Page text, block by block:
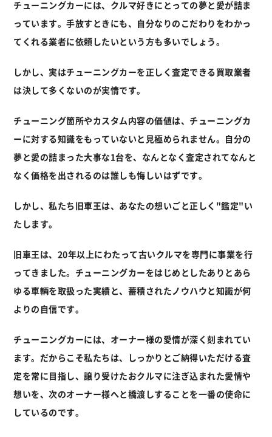
チューニングカーには、クルマ好きにとっての夢と愛が詰ま
っています。手放すときにも、自分なりのこだわりをわかっ
てくれる業者に依頼したいという方も多いでしょう。
しかし、実はチューニングカーを正しく査定できる買取業者
は決して多くないのが実情です。
チューニング箇所やカスタム内容の価値は、チューニングカ
ーに対する知識をもっていないと見極められません。自分の
夢と愛の詰まった大事な1台を、 なんとなく査定されてなんと
なく価格を出されるのは誰しも悔しいはずです。
しかし、私たち旧車王は、あなたの想いごと正しく"鑑定"い
たします。
旧車王は、20年以上にわたって古いクルマを専門に事業を行
ってきました。 チューニングカーをはじめとしたありとあら
ゆる車輌を取扱った実績と、 蓄積されたノウハウと知識が何
よりの自信です。
チューニングカーには、オーナー様の愛情が深く刻まれてい
ます。 だからこそ私たちは、しっかりとご納得いただける査
定を常に目指し、譲り受けたおクルマに注ぎ込まれた愛情や
想いを、次のオーナー様へと橋渡しすることを一番の使命に
しているのです。